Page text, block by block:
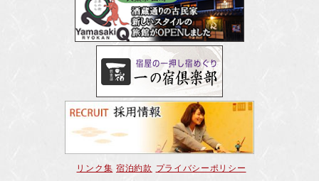
リンク集 宿泊約款 プライバシーポリシー